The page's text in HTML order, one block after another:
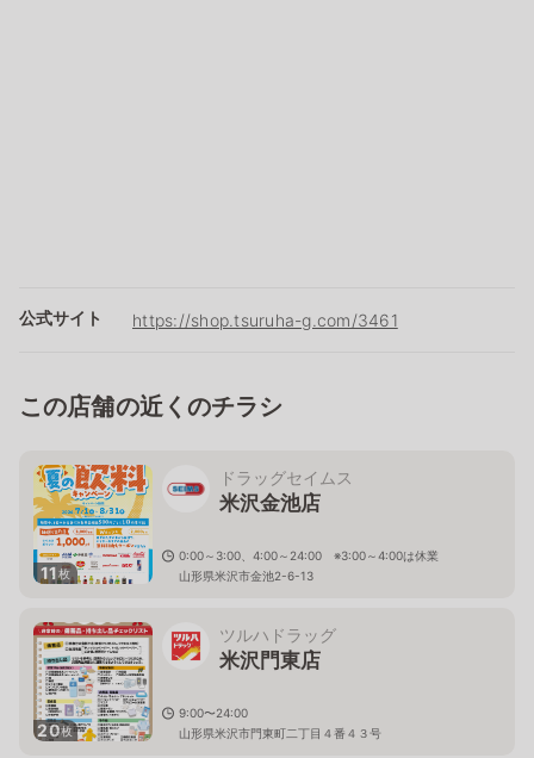
公式サイト https://shop.tsuruha-g.com/3461
この店舗の近くのチラシ
11枚
ドラッグセイムス
米沢金池店
0:00～3:00、4:00～24:00 ※3:00～4:00は休業
山形県米沢市金池2-6-13
20枚
ツルハドラッグ
米沢門東店
9:00〜24:00
山形県米沢市門東町二丁目４番４３号